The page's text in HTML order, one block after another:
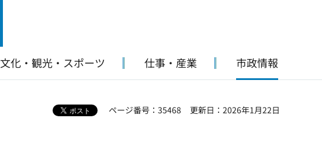
文化・観光・スポーツ 仕事・産業 市政情報
ページ番号：35468
更新日：2026年1月22日